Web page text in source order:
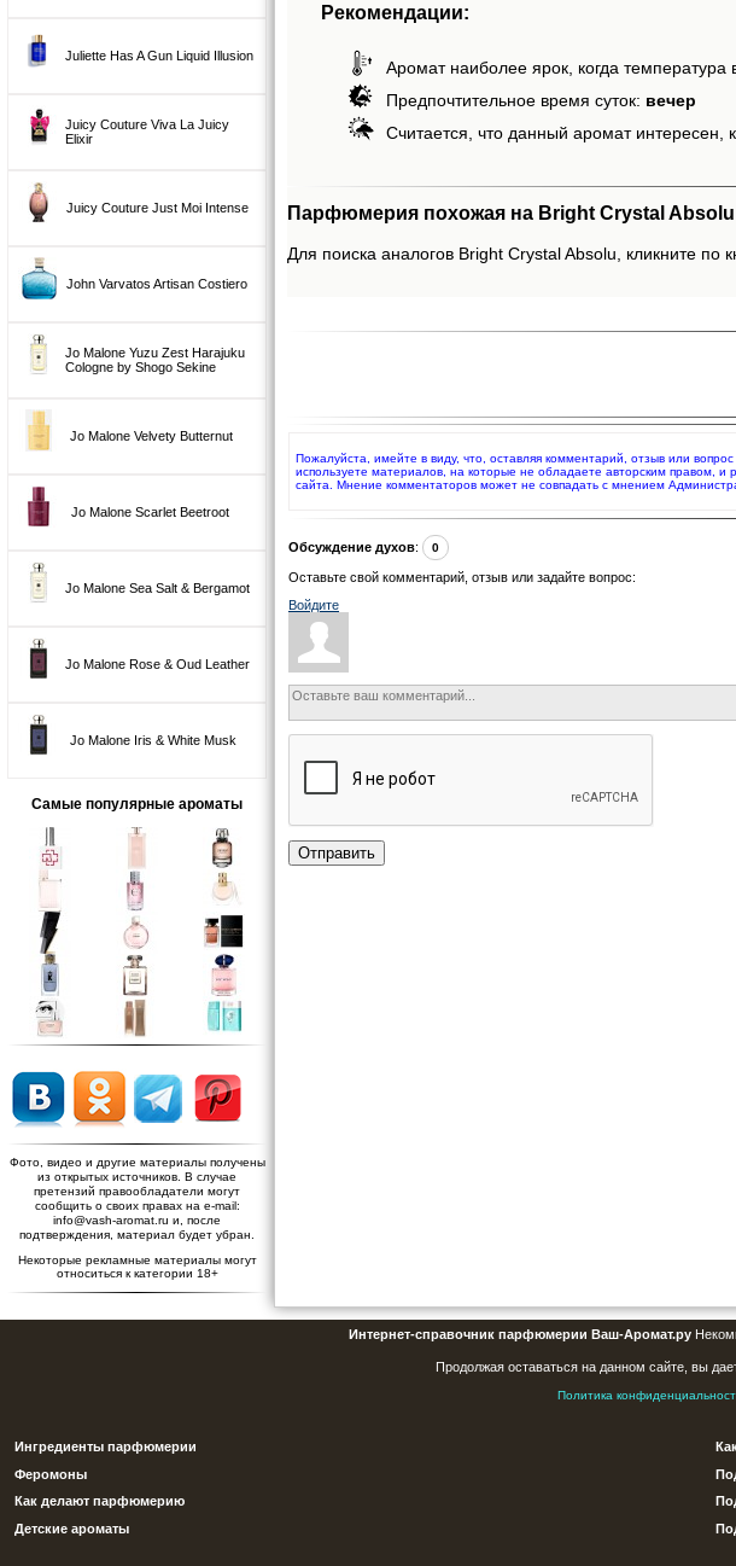
Juliette Has A Gun Liquid Illusion
Juicy Couture Viva La Juicy
Elixir
Juicy Couture Just Moi Intense
John Varvatos Artisan Costiero
Jo Malone Yuzu Zest Harajuku
Cologne by Shogo Sekine
Jo Malone Velvety Butternut
Jo Malone Scarlet Beetroot
Jo Malone Sea Salt & Bergamot
Jo Malone Rose & Oud Leather
Jo Malone Iris & White Musk
Самые популярные ароматы
Фото, видео и другие материалы получены
из открытых источников. В случае
претензий правообладатели могут
сообщить о своих правах на e-mail:
info@vash-aromat.ru и, после
подтверждения, материал будет убран.
Некоторые рекламные материалы могут
относиться к категории 18+
Рекомендации:
Аромат наиболее ярок, когда температура
Предпочтительное время суток: вечер
Считается, что данный аромат интересен,
Парфюмерия похожая на Bright Crystal Absolu
Для поиска аналогов Bright Crystal Absolu, кликните по
Пожалуйста, имейте в виду, что, оставляя комментарий, отзыв или
используете материалов, на которые не обладаете авторским правом,
сайта. Мнение комментаторов может не совпадать с мнением
Обсуждение духов: 0
Оставьте свой комментарий, отзыв или задайте вопрос:
Войдите
Отправить
Интернет-справочник парфюмерии Ваш-Аромат.ру
Продолжая оставаться на данном сайте, вы
Политика
Ингредиенты парфюмерии
Феромоны
Как делают парфюмерию
Детские ароматы